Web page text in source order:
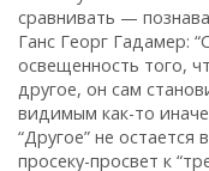
сравнивать —
Ганс Георг Гадамер:
освещенность того,
другое, он сам
видимым как-то
“Другое” не
просеку-просвет к